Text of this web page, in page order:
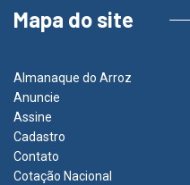
Mapa do site
Almanaque do Arroz
Anuncie
Assine
Cadastro
Contato
Cotação Nacional